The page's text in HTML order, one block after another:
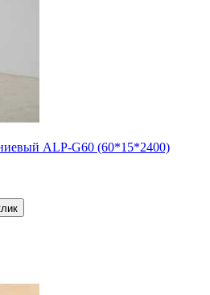
ALP-G60 (60*15*2400)